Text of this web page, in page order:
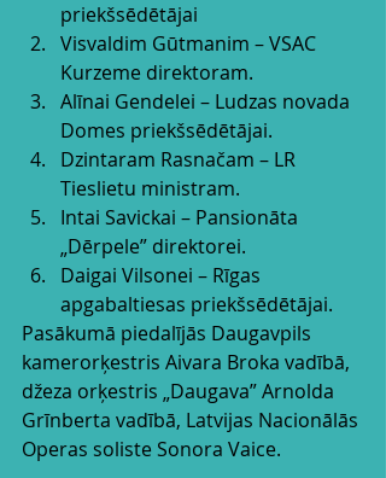
priekšsēdētājai
Visvaldim Gūtmanim – VSAC
Kurzeme direktoram.
Alīnai Gendelei – Ludzas novada
Domes priekšsēdētājai.
Dzintaram Rasnačam – LR
Tieslietu ministram.
Intai Savickai – Pansionāta
„Dērpele” direktorei.
Daigai Vilsonei – Rīgas
apgabaltiesas priekšsēdētājai.
Pasākumā piedalījās Daugavpils
kamerorķestris Aivara Broka vadībā,
džeza orķestris „Daugava” Arnolda
Grīnberta vadībā, Latvijas Nacionālās
Operas soliste Sonora Vaice.